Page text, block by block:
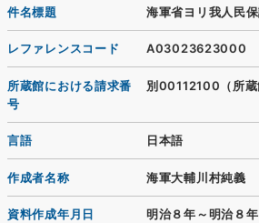
件名標題 海軍省ヨリ我人民
レファレンスコード A03023623000
所蔵館における請求番
号
別00112100（所蔵
言語 日本語
作成者名称 海軍大輔川村純義
資料作成年月日 明治８年～明治８年